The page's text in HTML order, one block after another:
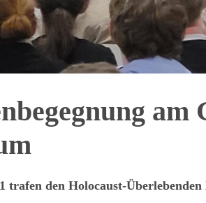
am
trafen den Holocaust-